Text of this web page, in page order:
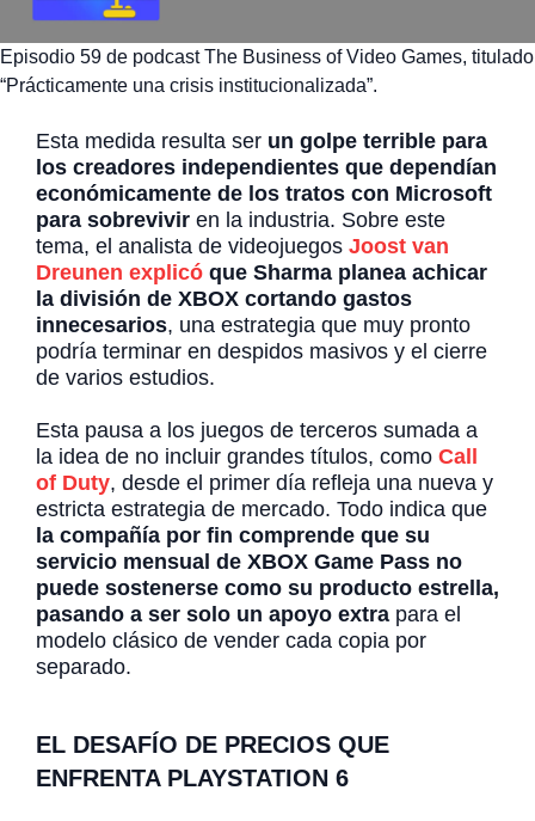
Episodio 59 de podcast The Business of Video Games, titulado
“Prácticamente una crisis institucionalizada”.
Esta medida resulta ser un golpe terrible para
los creadores independientes que dependían
económicamente de los tratos con Microsoft
para sobrevivir en la industria. Sobre este
tema, el analista de videojuegos Joost van
Dreunen explicó que Sharma planea achicar
la división de XBOX cortando gastos
innecesarios, una estrategia que muy pronto
podría terminar en despidos masivos y el cierre
de varios estudios.
Esta pausa a los juegos de terceros sumada a
la idea de no incluir grandes títulos, como Call
of Duty, desde el primer día refleja una nueva y
estricta estrategia de mercado. Todo indica que
la compañía por fin comprende que su
servicio mensual de XBOX Game Pass no
puede sostenerse como su producto estrella,
pasando a ser solo un apoyo extra para el
modelo clásico de vender cada copia por
separado.
EL DESAFÍO DE PRECIOS QUE
ENFRENTA PLAYSTATION 6